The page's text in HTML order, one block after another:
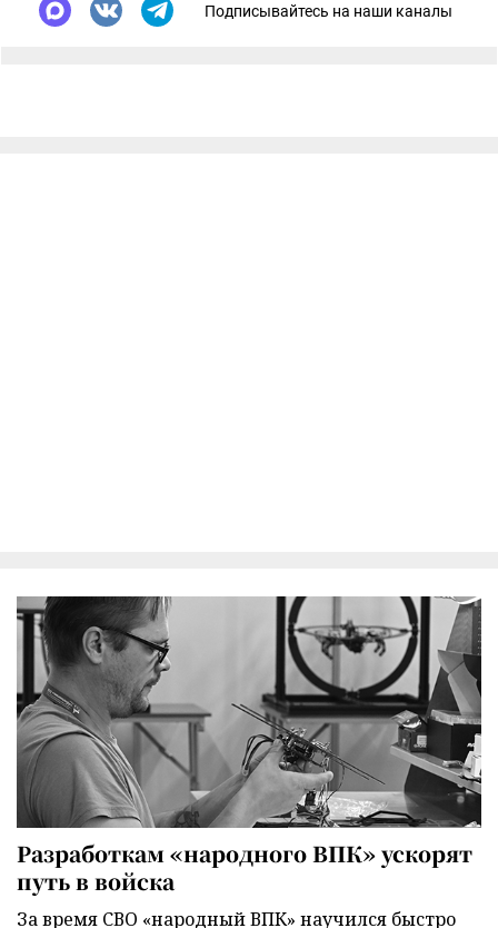
Подписывайтесь на наши каналы
Разработкам «народного ВПК» ускорят
путь в войска
За время СВО «народный ВПК» научился быстро